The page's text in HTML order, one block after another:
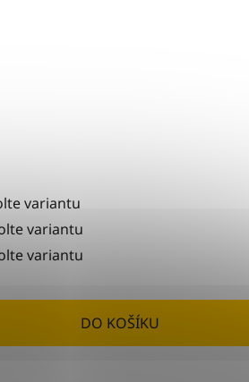
variantu
variantu
variantu
DO KOŠÍKU